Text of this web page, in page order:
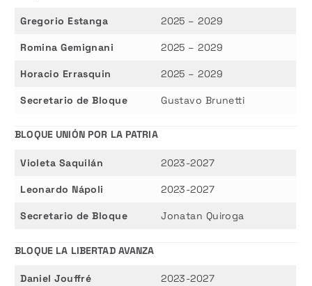
Gregorio Estanga 2025 – 2029
Romina Gemignani 2025 – 2029
Horacio Errasquin 2025 – 2029
Secretario de Bloque Gustavo Brunetti
BLOQUE UNIÓN POR LA PATRIA
Violeta Saquilán 2023-2027
Leonardo Nápoli 2023-2027
Secretario de Bloque Jonatan Quiroga
BLOQUE LA LIBERTAD AVANZA
Daniel Jouffré 2023-2027